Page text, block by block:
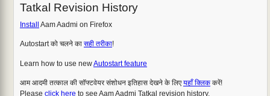
Tatkal Revision History
Install Aam Aadmi on Firefox
Autostart को चलने का सही तरीका!
Learn how to use newAutostart feature
आम आदमी तत्काल की सॉफ्टवेयर संशोधन इतिहास देखने के लिएयहाँ क्लिक करें!
Please click here to see Aam Aadmi Tatkal revision history.